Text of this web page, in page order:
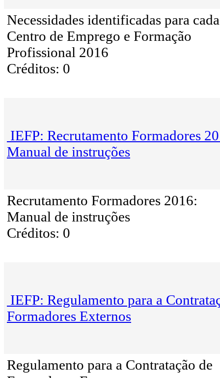
Necessidades identificadas para cada
Centro de Emprego e Formação
Profissional 2016
Créditos: 0
IEFP: Recrutamento Formadores
Manual de instruções
Recrutamento Formadores 2016:
Manual de instruções
Créditos: 0
IEFP: Regulamento para a
Formadores Externos
Regulamento para a Contratação de